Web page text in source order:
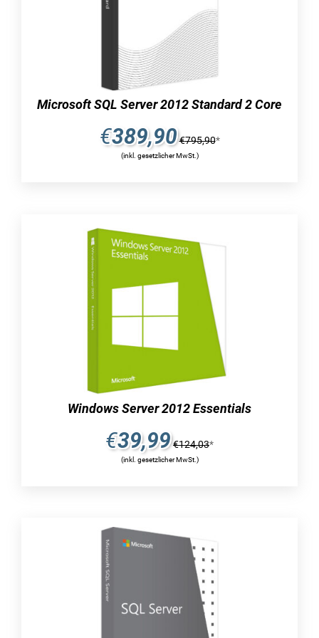
vielzahl von variationen zur
microsoft bietet erneut eine breite auswahl an
versionen des microsoft sql server 2022 an.
neben der basisvariante gibt es auch die
„standard“-ausführung, die fortgeschrittene
anforderungen erfüllen kann. die „standard“-
version des microsoft sql server 2022 bietet eine
können auch größere datenbanken effizient
verwaltet und genutzt werden.
im allgemeinen bietet der microsoft sql server
2022 alle relevanten funktionen und features für
den täglichen gebrauch. daher haben sie die
möglichkeit, von einer grundlegenden
integration von machine-learning zu profitieren.
des weiteren ermöglicht der server eine
schnellere verwaltung der datenbank und stellt
dauerhafte verfügbarkeit sicherzustellen. bei
bedarf können sie auch ein kostenloses
asynchrones replikat auf virtuellen azure-
computern nutzen, um im notfall eine
eine schwachstellenanalyse,
kompatibilitätsberichte und transparent data
encryption. das hauptziel des microsoft sql
server 2022 besteht darin, die gesamt-
performance zu verbessern und gleichzeitig eine
hohe datensicherheit und ununterbrochene
Microsoft SQL Server 2012 Standard 2 Core
€389,90€795,90*
(inkl. gesetzlicher MwSt.)
Windows Server 2012 Essentials
€39,99€124,03*
(inkl. gesetzlicher MwSt.)